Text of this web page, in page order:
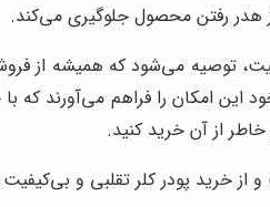
هدر رفتن محصول جلوگیری می‌کند.
توصیه می‌شود که همیشه از
این امکان را فراهم می‌آورند که
از آن خرید کنید.
خرید پودر کلر تقلبی و